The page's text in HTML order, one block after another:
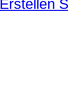
Erstellen